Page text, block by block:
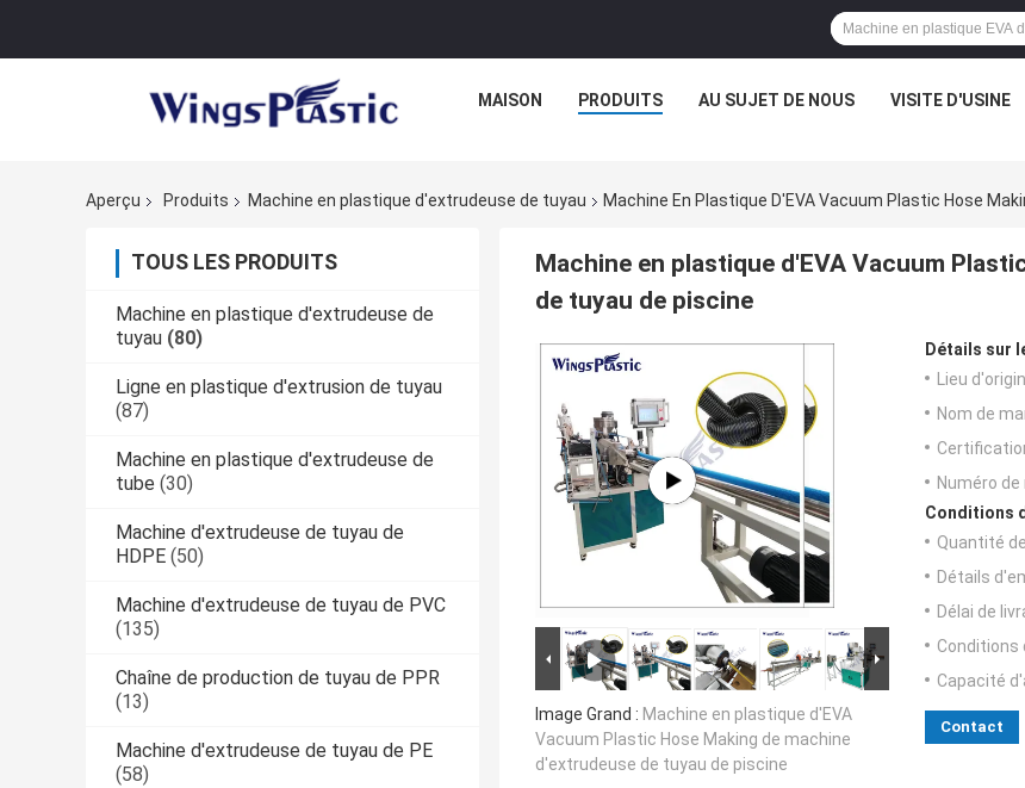
MAISON PRODUITS AU SUJET DE NOUS VISITE D'USINE
Aperçu Produits Machine en plastique d'extrudeuse de tuyau Machine En Plastique D'EVA Vacuum Plastic Hose
TOUS LES PRODUITS
Machine en plastique d'extrudeuse de
tuyau (80)
Ligne en plastique d'extrusion de tuyau
(87)
Machine en plastique d'extrudeuse de
tube (30)
Machine d'extrudeuse de tuyau de
HDPE (50)
Machine d'extrudeuse de tuyau de PVC
(135)
Chaîne de production de tuyau de PPR
(13)
Machine d'extrudeuse de tuyau de PE
(58)
Machine en plastique d'EVA Vacuum
de tuyau de piscine
Image Grand : Machine en plastique d'EVA
Vacuum Plastic Hose Making de machine
d'extrudeuse de tuyau de piscine
Détails sur
Lieu
Nom de
Numéro de
Conditions
Quantité
Détails
Délai de
Conditions
Capacité
Contact